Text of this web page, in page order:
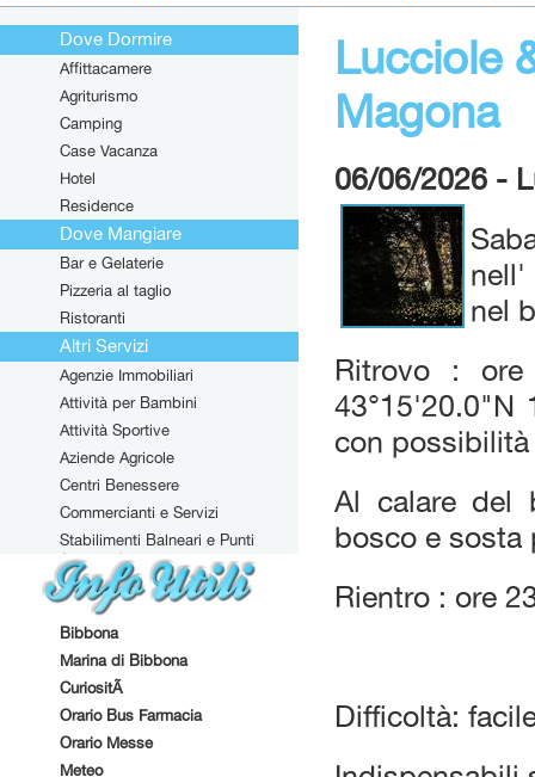
Dove Dormire
Affittacamere
Agriturismo
Camping
Case Vacanza
Hotel
Residence
Dove Mangiare
Bar e Gelaterie
Pizzeria al taglio
Ristoranti
Altri Servizi
Agenzie Immobiliari
Attività per Bambini
Attività Sportive
Aziende Agricole
Centri Benessere
Commercianti e Servizi
Stabilimenti Balneari e Punti
Attrezzati
Bibbona
Marina di Bibbona
CuriositÃ
Orario Bus Farmacia
Orario Messe
Meteo
Lucciole
Magona
06/06/2026 -
nell'
nel
Ritrovo :
43°15'20.0"N
con
Al calare del
bosco e sosta
Rientro : ore
Difficoltà: